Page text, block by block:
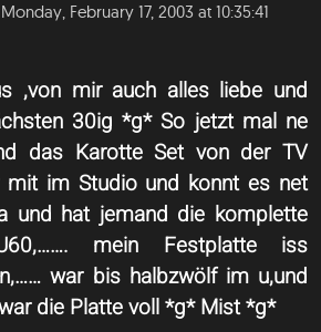
February 17, 2003 at 10:35:41
,von mir auch alles liebe und
30ig *g* So jetzt mal ne
das Karotte Set von der TV
mit im Studio und konnt es net
und hat jemand die komplette
mein Festplatte iss
war bis halbzwölf im u,und
die Platte voll *g* Mist *g*